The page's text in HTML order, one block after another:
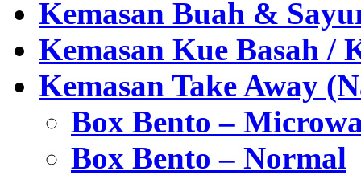
Kemasan Buah &
Kemasan Kue Basah /
Kemasan Take Away
Box Bento –
Box Bento – Normal